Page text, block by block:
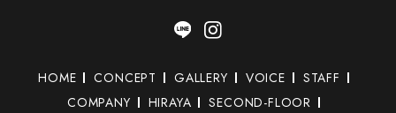
HOME CONCEPT GALLERY VOICE
STAFF
COMPANY
HIRAYA
SECOND-FLOOR